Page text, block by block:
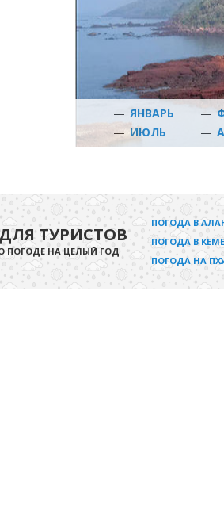
— ЯНВАРЬ —
— ИЮЛЬ —
ТУРИСТОВ
ПОГОДЕ НА ЦЕЛЫЙ ГОД
ПОГОДА В
ПОГОДА В
ПОГОДА НА